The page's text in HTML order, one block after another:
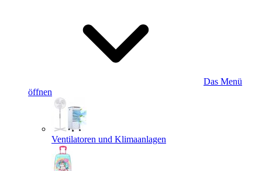
Das Menü
öffnen
Ventilatoren und Klimaanlagen